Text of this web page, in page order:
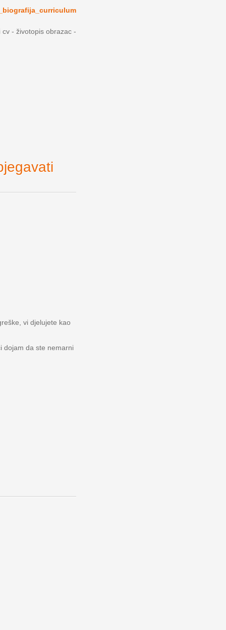
- životopis obrazac -
vi djelujete kao
dojam da ste nemarni